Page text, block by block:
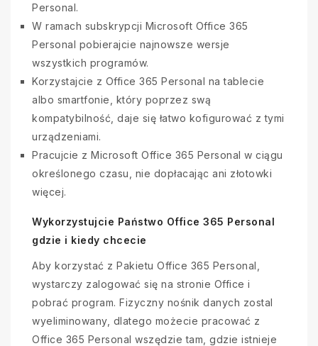
Personal.
W ramach subskrypcji Microsoft Office 365
Personal pobierajcie najnowsze wersje
wszystkich programów.
Korzystajcie z Office 365 Personal na tablecie
albo smartfonie, który poprzez swą
kompatybilność, daje się łatwo kofigurować z tymi
urządzeniami.
Pracujcie z Microsoft Office 365 Personal w ciągu
określonego czasu, nie dopłacając ani złotowki
więcej.
Wykorzystujcie Państwo Office 365 Personal
gdzie i kiedy chcecie
Aby korzystać z Pakietu Office 365 Personal,
wystarczy zalogować się na stronie Office i
pobrać program. Fizyczny nośnik danych zostal
wyeliminowany, dlatego możecie pracować z
Office 365 Personal wszędzie tam, gdzie istnieje